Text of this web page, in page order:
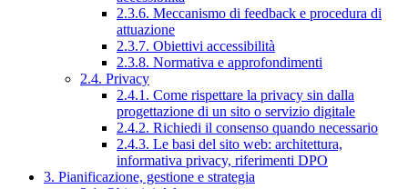
2.3.6. Meccanismo di feedback e procedura di
attuazione
2.3.7. Obiettivi accessibilità
2.3.8. Normativa e approfondimenti
2.4. Privacy
2.4.1. Come rispettare la privacy sin dalla
progettazione di un sito o servizio digitale
2.4.2. Richiedi il consenso quando necessario
2.4.3. Le basi del sito web: architettura,
informativa privacy, riferimenti DPO
3. Pianificazione, gestione e strategia